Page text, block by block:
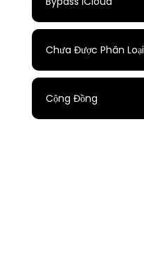
Chưa Được Phân Loại
Cộng Đồng